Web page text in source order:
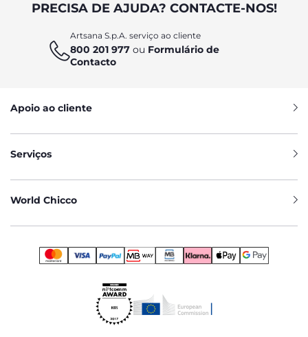
PRECISA DE AJUDA? CONTACTE-NOS!
Artsana S.p.A. serviço ao cliente
800 201 977 ou Formulário de
Contacto
Apoio ao cliente
Serviços
World Chicco